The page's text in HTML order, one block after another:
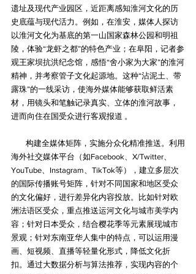
遗址及现代产业园区，近距离感知淮河文化的历
史底蕴与现代活力。例如，在淮安，媒体人探访
以淮河文化为基底的第一山国家森林公园和明祖
陵，体验“龙虾之都”的特色产业；在阜阳，记者参
观王家坝抗洪纪念馆，感悟“舍小家为大家”的淮河
精神，并考察管子文化起源地。这种“沾泥土、带
露珠”的一线采访，使海外媒体能够获取鲜活素
材，用镜头和笔触记录真实、立体的淮河故事，
进而向住在国受众进行客观报道 。
构建全媒体矩阵，实施分众化精准推送‌。利用
海外社交媒体平台（如Facebook、X/Twitter、
YouTube、Instagram、TikTok等），建立多层次
的国际传播账号矩阵，针对不同国家和地区受众
的文化偏好，进行差异化内容投放。比如针对欧
洲法语区受众，重点推送运河文化与城市美学内
容；针对日本受众，结合樱花季等元素展现城市
景观；针对东南亚华人集中的特点，可以运用漫
画、短视频、直播等轻量化形式，降低文化折
扣。通过大数据分析与算法推荐，实现内容的个